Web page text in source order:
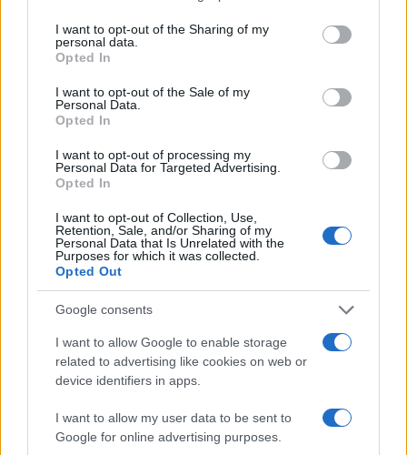
not limited to your visit or usage behaviour. You may click to
grant or deny consent to Google and its third-party tags to
use your data for below specified purposes in below Google
consent section.
I want to opt-out of the Sharing of my
personal data.
Opted In
I want to opt-out of the Sale of my
Personal Data.
Opted In
I want to opt-out of processing my
Personal Data for Targeted Advertising.
Opted In
I want to opt-out of Collection, Use,
Retention, Sale, and/or Sharing of my
Personal Data that Is Unrelated with the
Purposes for which it was collected.
Opted Out
Google consents
I want to allow Google to enable storage
related to advertising like cookies on web or
device identifiers in apps.
I want to allow my user data to be sent to
Google for online advertising purposes.
Katera hrana ali pijača vas najpogosteje spremlja
na vajah in nastopih?
sendviči, kava, energijske pijače in včasih špricer. Na
veselicah kraljujejo čevapčiči, na porokah pa svatovski
meni. Radi rečemo, da imamo tri obdobja glede hrane
obdobje: preizkušanje posledic in zdaj – umirjeno
obdobje z veliko vode.
Če bi morali zamenjati inštrumente med sabo za en